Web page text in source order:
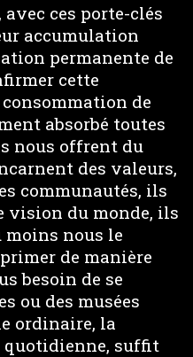
avec ces porte-clés
accumulation
permanente de
cette
de
absorbé toutes
nous offrent du
des valeurs,
communautés, ils
vision du monde, ils
moins nous le
de manière
besoin de se
ou des musées
ordinaire, la
suffit